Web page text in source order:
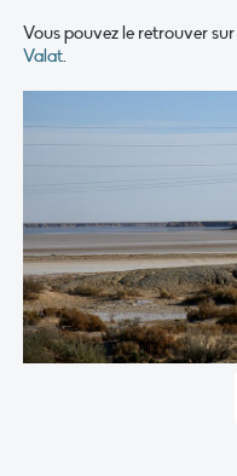
Vous pouvez le retrouver sur
Valat.